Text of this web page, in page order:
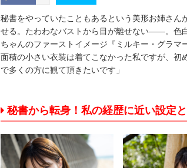
秘書をやっていたこともあるという美形お姉さ
せる。たわわなバストから目が離せない――。色
ちゃんのファーストイメージ『ミルキー・グラ
面積の小さい衣装は着てこなかった私ですが、
で多くの方に観て頂きたいです」
秘書から転身！私の経歴に近い設定